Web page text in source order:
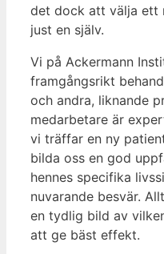
det dock att välja
just en själv.
Vi på Ackermann
framgångsrikt
och andra, liknande
medarbetare är
vi träffar en ny
bilda oss en god
hennes specifika
nuvarande besvär.
en tydlig bild av
att ge bäst effekt.